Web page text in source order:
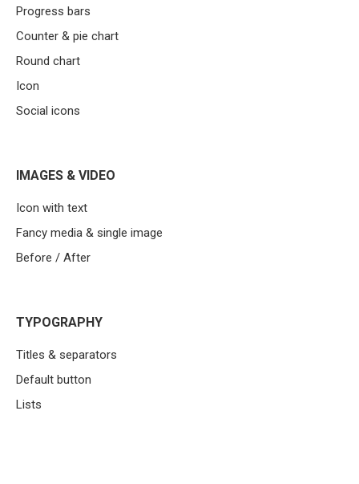
Progress bars
Counter & pie chart
Round chart
Icon
Social icons
IMAGES & VIDEO
Icon with text
Fancy media & single image
Before / After
TYPOGRAPHY
Titles & separators
Default button
Lists